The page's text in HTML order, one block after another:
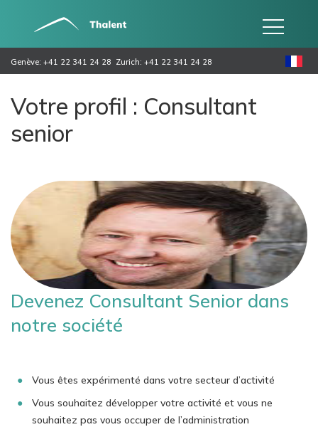
Genève: +41 22 341 24 28 Zurich: +41 22 341 24 28
Votre profil : Consultant
senior
Devenez Consultant Senior dans
notre société
Vous êtes expérimenté dans votre secteur d’activité
Vous souhaitez développer votre activité et vous ne
souhaitez pas vous occuper de l’administration